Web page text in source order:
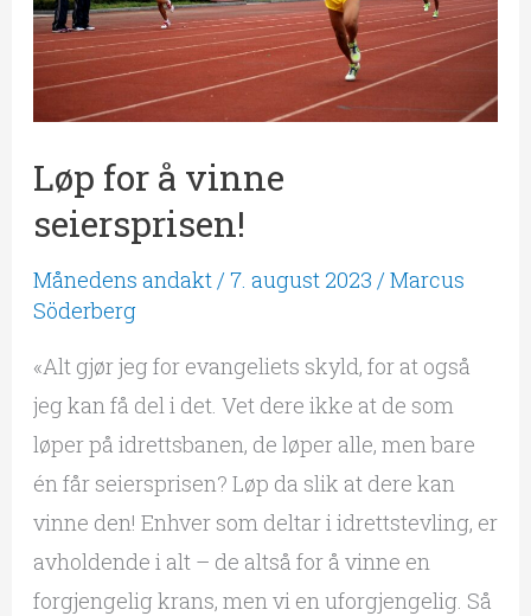
Løp for å vinne
seiersprisen!
Månedens andakt/7. august 2023 /Marcus
Söderberg
«Alt gjør jeg for evangeliets skyld, for at også
jeg kan få del i det. Vet dere ikke at de som
løper på idrettsbanen, de løper alle, men bare
én får seiersprisen? Løp da slik at dere kan
vinne den! Enhver som deltar i idrettstevling, er
avholdende i alt – de altså for å vinne en
forgjengelig krans, men vi en uforgjengelig. Så